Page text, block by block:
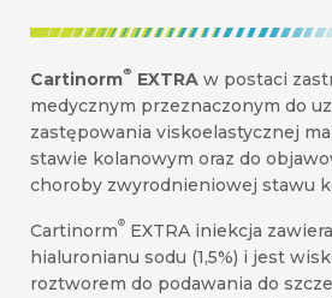
Cartinorm® EXTRA w postaci
medycznym przeznaczonym do
zastępowania viskoelastycznej
stawie kolanowym oraz do
choroby zwyrodnieniowej stawu
Cartinorm® EXTRA iniekcja
hialuronianu sodu (1,5%) i jest
roztworem do podawania do